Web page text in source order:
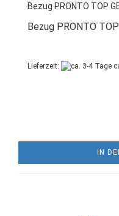
Bezug PRONTO TOP
Bezug PRONTO
Lieferzeit:
IN